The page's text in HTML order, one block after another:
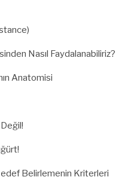
Nasıl Faydalanabiliriz?
Anatomisi
Belirlemenin Kriterleri